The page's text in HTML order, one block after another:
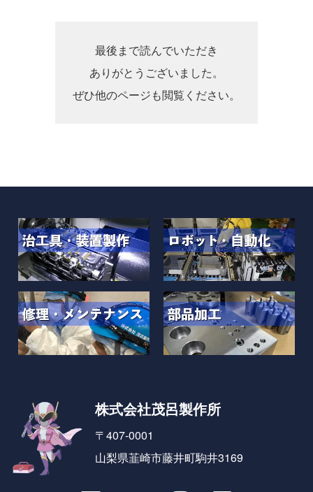
最後まで読んでいただき
ありがとうございました。
ぜひ他のページも閲覧ください。
株式会社茂呂製作所
〒407-0001
山梨県韮崎市藤井町駒井3169